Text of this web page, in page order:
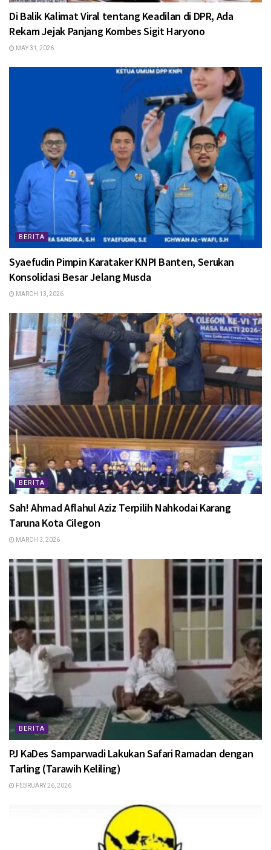
Di Balik Kalimat Viral tentang Keadilan di DPR, Ada
Rekam Jejak Panjang Kombes Sigit Haryono
MAY 31, 2026
BERITA
Syaefudin Pimpin Karataker KNPI Banten, Serukan
Konsolidasi Besar Jelang Musda
MARCH 13, 2026
BERITA
Sah! Ahmad Aflahul Aziz Terpilih Nahkodai Karang
Taruna Kota Cilegon
MARCH 3, 2026
BERITA
PJ KaDes Samparwadi Lakukan Safari Ramadan dengan
Tarling (Tarawih Keliling)
FEBRUARY 26, 2026